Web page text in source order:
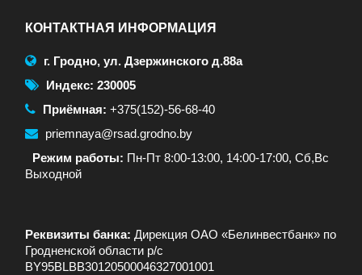
КОНТАКТНАЯ ИНФОРМАЦИЯ
г. Гродно, ул. Дзержинского д.88а
Индекс: 230005
Приёмная:+375(152)-56-68-40
priemnaya@rsad.grodno.by
Режим работы: Пн-Пт 8:00-13:00, 14:00-17:00, Сб,Вс
Выходной
Реквизиты банка: Дирекция ОАО «Белинвестбанк» по
Гродненской области р/с
BY95BLBB30120500046327001001